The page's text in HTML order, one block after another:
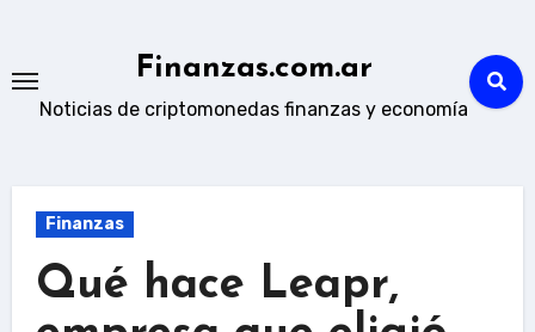
content
Finanzas.com.ar
Noticias de criptomonedas finanzas y economía
Finanzas
Qué hace Leapr,